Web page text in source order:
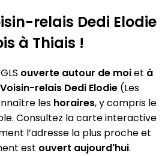
relais Dedi Elodie
à Thiais !
ouverte autour de moiet à
Voisin-relais Dedi Elodie (Les
les horaires, y compris le
Consultez la carte interactive
l’adresse la plus proche et
est ouvert aujourd'hui.